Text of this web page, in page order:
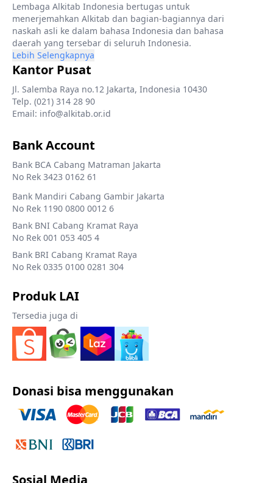
Lembaga Alkitab Indonesia bertugas untuk
menerjemahkan Alkitab dan bagian-bagiannya dari
naskah asli ke dalam bahasa Indonesia dan bahasa
daerah yang tersebar di seluruh Indonesia.
Lebih Selengkapnya
Kantor Pusat
Jl. Salemba Raya no.12 Jakarta, Indonesia 10430
Telp. (021) 314 28 90
Email: info@alkitab.or.id
Bank Account
Bank BCA Cabang Matraman Jakarta
No Rek 3423 0162 61
Bank Mandiri Cabang Gambir Jakarta
No Rek 1190 0800 0012 6
Bank BNI Cabang Kramat Raya
No Rek 001 053 405 4
Bank BRI Cabang Kramat Raya
No Rek 0335 0100 0281 304
Produk LAI
Tersedia juga di
Donasi bisa menggunakan
Sosial Media